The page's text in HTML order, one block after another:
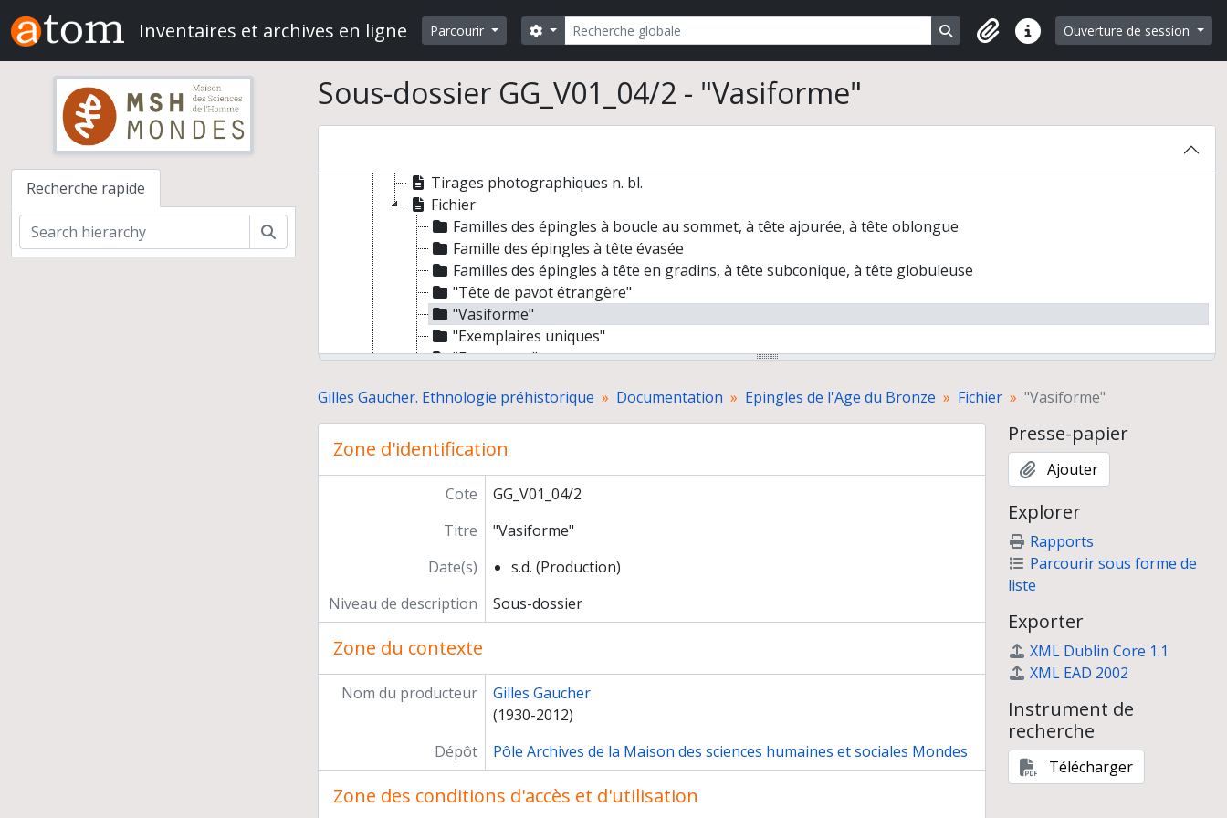
Skip to main content
Inventaires et archives en ligne Parcourir Rechercher
Search options Search in browse page
Liens rapidesOuverture de session
Recherche rapide
Sous-dossier GG_V01_04/2 - "Vasiforme"
Gilles Gaucher. Ethnologie préhistorique
Tirages photographiques n. bl.
Fichier
Familles des épingles à boucle au sommet, à tête ajourée, à tête oblongue
Famille des épingles à tête évasée
Familles des épingles à tête en gradins, à tête subconique, à tête globuleuse
"Tête de pavot étrangère"
"Vasiforme"
"Exemplaires uniques"
"Fragments"
"Etranger"
Sites et objets de l'Age du Bronze
Gilles Gaucher. Ethnologie préhistorique Documentation Epingles de l'Age du Bronze Fichier "Vasiforme"
Zone d'identification
Cote
GG_V01_04/2
Titre
"Vasiforme"
Date(s)
s.d. (Production)
Niveau de description
Sous-dossier
Zone du contexte
Nom du producteur
Gilles Gaucher
(1930-2012)
Dépôt
Pôle Archives de la Maison des sciences humaines et sociales Mondes
Zone des conditions d'accès et d'utilisation
Presse-papier
Ajouter
Explorer
Rapports
Parcourir sous forme de
liste
Exporter
XML Dublin Core 1.1
XML EAD 2002
Instrument de
recherche
Télécharger